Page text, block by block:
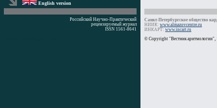
English version
Российский Научно-Практический
рецензируемый журнал
ISSN 1561-8641
Санкт-Петербургское общество
НИИК: www.almazovcentre.ru
ИНКАРТ: www.incart.ru
© Copyright "Вестник аритмологии",